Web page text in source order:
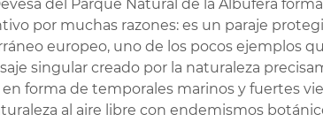
del Parque Natural de la Albufera
por muchas razones: es un paraje
europeo, uno de los pocos ejemplos
singular creado por la naturaleza
forma de temporales marinos y fuertes
al aire libre con endemismos